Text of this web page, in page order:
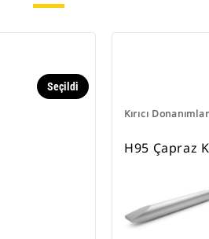
Seçildi
Kırıcı
H95 Çapraz